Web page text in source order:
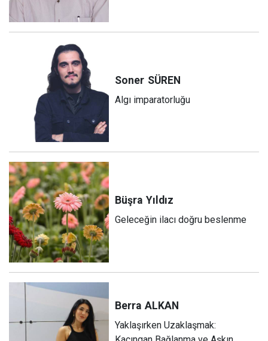
Soner SÜREN
Algı imparatorluğu
Büşra Yıldız
Geleceğin ilacı doğru beslenme
Berra ALKAN
Yaklaşırken Uzaklaşmak: